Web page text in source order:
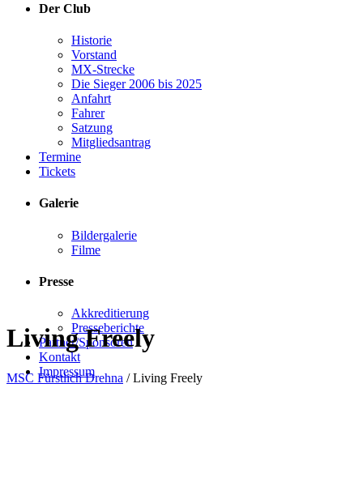
Der Club
Historie
Vorstand
MX-Strecke
Die Sieger 2006 bis 2025
Anfahrt
Fahrer
Satzung
Mitgliedsantrag
Termine
Tickets
Galerie
Bildergalerie
Filme
Presse
Akkreditierung
Presseberichte
Partner/Sponsoren
Kontakt
Impressum
Living Freely
MSC Fürstlich Drehna /Living Freely